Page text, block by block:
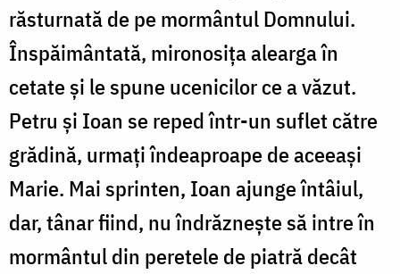
răsturnată de pe mormântul Domnului.
Înspăimântată, mironosița alearga în
cetate și le spune ucenicilor ce a văzut.
Petru și Ioan se reped într-un suflet către
grădină, urmați îndeaproape de aceeași
Marie. Mai sprinten, Ioan ajunge întâiul,
dar, tânar fiind, nu îndrăznește să intre în
mormântul din peretele de piatră decât